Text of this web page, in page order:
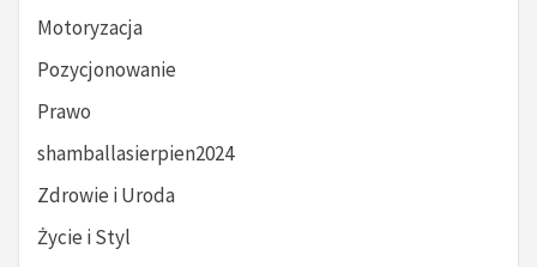
Motoryzacja
Pozycjonowanie
Prawo
shamballasierpien2024
Zdrowie i Uroda
Życie i Styl